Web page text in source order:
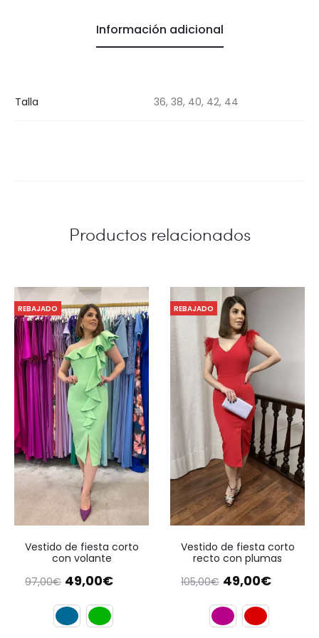
Información adicional
Talla 36, 38, 40, 42, 44
Productos relacionados
REBAJADO
Vestido de fiesta corto
con volante
97,00€ El
original
era:
49,00€El
actual
es:
REBAJADO
Vestido de fiesta corto
recto con plumas
105,00€ El
original
era:
49,00€El